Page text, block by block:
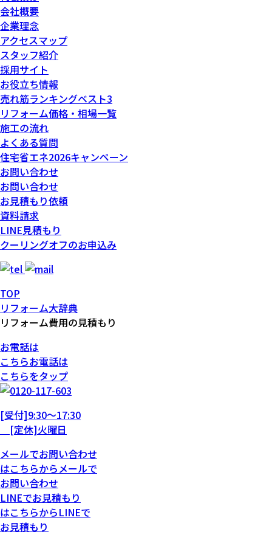
会社概要
企業理念
アクセスマップ
スタッフ紹介
採用サイト
お役立ち情報
売れ筋ランキングベスト3
リフォーム価格・相場一覧
施工の流れ
よくある質問
住宅省エネ2026キャンペーン
お問い合わせ
お問い合わせ
お見積もり依頼
資料請求
LINE見積もり
クーリングオフのお申込み
TOP
リフォーム大辞典
リフォーム費用の見積もり
お電話は
こちらお電話は
こちらをタップ
[受付]9:30～17:30
[定休]火曜日
メールでお問い合わせ
はこちらからメールで
お問い合わせ
LINEでお見積もり
はこちらからLINEで
お見積もり